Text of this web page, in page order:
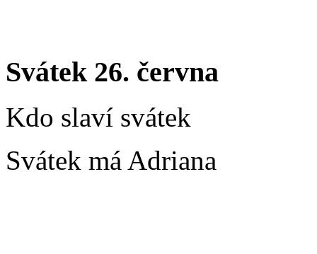
Svátek 26. června
Kdo slaví svátek
Svátek má Adriana